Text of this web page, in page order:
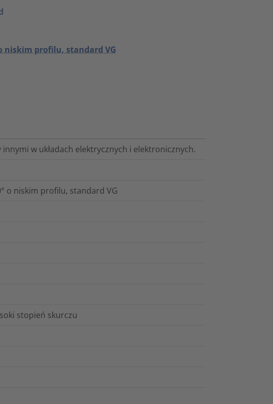
niskim profilu, standard VG
w układach elektrycznych i elektronicznych.
o niskim profilu, standard VG
stopień skurczu